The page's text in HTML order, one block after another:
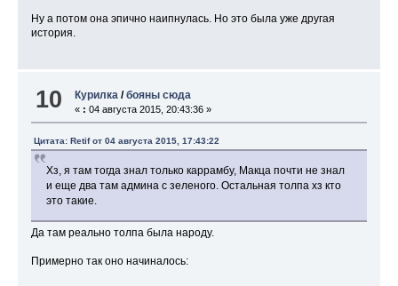
Ну а потом она эпично наипнулась. Но это была уже другая
история.
10 Курилка /бояны сюда
« : 04 августа 2015, 20:43:36 »
Цитата: Retif от 04 августа 2015, 17:43:22
Хз, я там тогда знал только каррамбу, Макца почти не знал
и еще два там админа с зеленого. Остальная толпа хз кто
это такие.
Да там реально толпа была народу.
Примерно так оно начиналось: